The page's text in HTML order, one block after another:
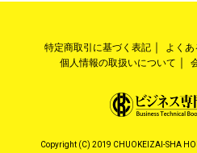
特定商取引に基づく表記 よくあ
個人情報の取扱いについて
Copyright (C) 2019 CHUOKEIZAI-SHA